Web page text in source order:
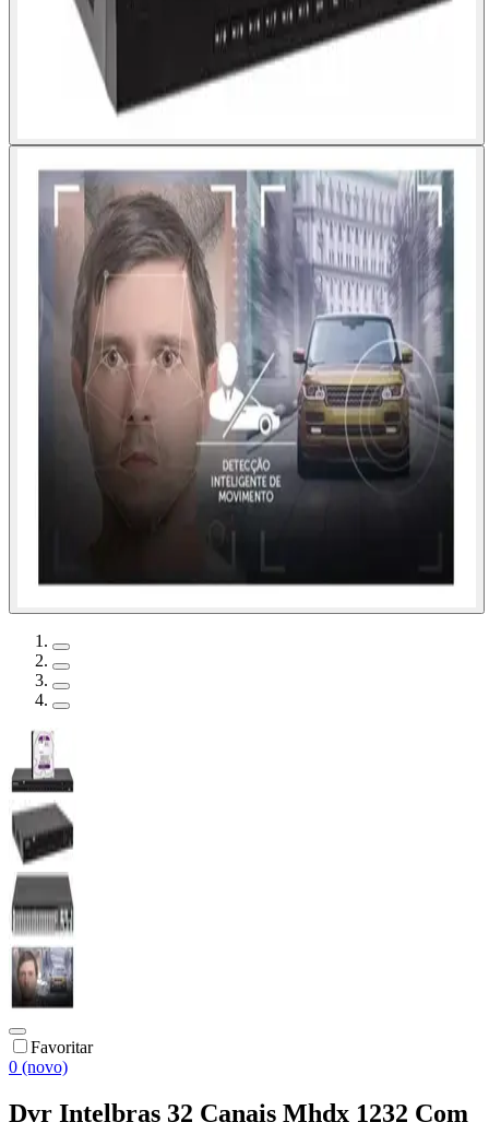
Favoritar
0 (novo)
Dvr Intelbras 32 Canais Mhdx 1232 Com